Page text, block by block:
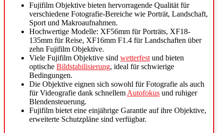
Fujifilm Objektive bieten hervorragende Qualität für
verschiedene Fotografie-Bereiche wie Porträt, Landschaft,
Sport und Makroaufnahmen.
Hochwertige Modelle: XF56mm für Porträts, XF18-
135mm für Reise, XF16mm F1.4 für Landschaften über
zehn Fujifilm Objektive.
Viele Fujifilm Objektive sind wetterfest und bieten
optische Bildstabilisierung, ideal für schwierige
Bedingungen.
Die Objektive eignen sich sowohl für Fotografie als auch
für Videografie dank schnellem Autofokus und ruhiger
Blendensteuerung.
Fujifilm bietet eine einjährige Garantie auf ihre Objektive,
erweiterte Schutzpläne sind verfügbar.